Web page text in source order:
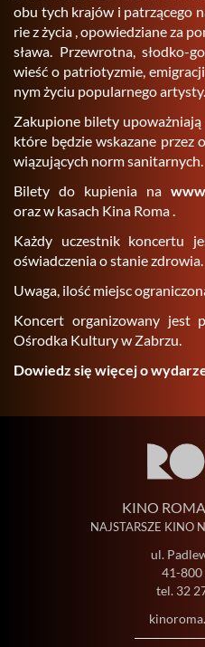
obu tych kra­jów i pa­trzą­ce­go
rie z życia , opo­wie­dzia­ne za
sła­wa. Prze­wrot­na,
wieść o pa­trio­ty­zmie,
nym życiu po­pu­lar­ne­go ar­ty­sty.
Za­ku­pio­ne bi­le­ty upo­waż­nia­ją
które bę­dzie wska­za­ne przez
wią­zu­ją­cych norm sa­ni­tar­nych.
Bi­le­ty do ku­pie­nia na
oraz w ka­sach Kina Roma .
Każdy uczest­nik kon­cer­tu
oświad­cze­nia o sta­nie zdro­wia.
Uwaga, ilość miejsc
Kon­cert or­ga­ni­zo­wa­ny jest
Ośrod­ka Kul­tu­ry w Za­brzu.
Do­wiedz się wię­cej o
KINO
NAJSTARSZE KINO
ul.
41-800
tel. 32